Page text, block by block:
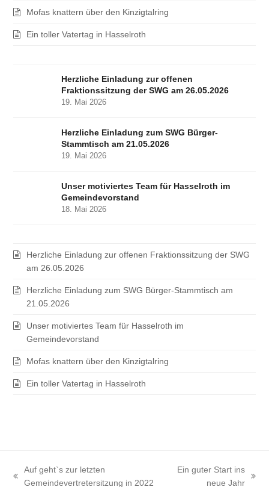
Mofas knattern über den Kinzigtalring
Ein toller Vatertag in Hasselroth
Herzliche Einladung zur offenen
Fraktionssitzung der SWG am 26.05.2026
19. Mai 2026
Herzliche Einladung zum SWG Bürger-
Stammtisch am 21.05.2026
19. Mai 2026
Unser motiviertes Team für Hasselroth im
Gemeindevorstand
18. Mai 2026
Herzliche Einladung zur offenen Fraktionssitzung der SWG
am 26.05.2026
Herzliche Einladung zum SWG Bürger-Stammtisch am
21.05.2026
Unser motiviertes Team für Hasselroth im
Gemeindevorstand
Mofas knattern über den Kinzigtalring
Ein toller Vatertag in Hasselroth
vorheriger
Auf geht`s zur letzten
Gemeindevertretersitzung in 2022
Nächster
Ein guter Start ins
neue Jahr